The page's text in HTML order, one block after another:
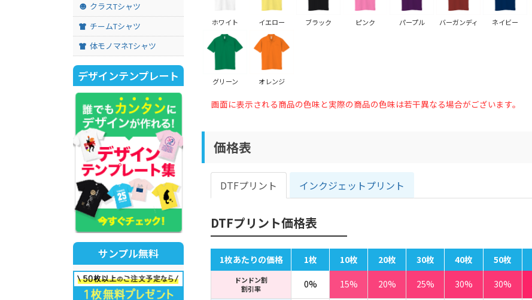
ホワイト イエロー ブラック ピンク パープル バーガンディ ネイビー
グリーン オレンジ
画面に表示される商品の色味と実際の商品の色味は若干異なる場合がございます。
価格表
DTFプリント インクジェットプリント
DTFプリント価格表
1枚あたりの価格 1枚 10枚 20枚 30枚 40枚 50枚
ドンドン割
割引率
0% 15% 20% 25% 30% 30%
クラスTシャツ
チームTシャツ
体モノマネTシャツ
デザインテンプレート
サンプル無料